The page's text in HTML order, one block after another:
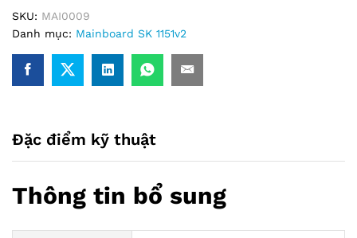
SKU: MAI0009
Danh mục: Mainboard SK 1151v2
Đặc điểm kỹ thuật
Thông tin bổ sung